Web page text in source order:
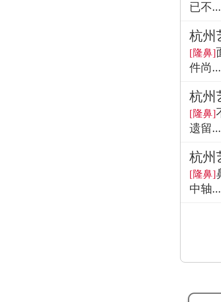
已不...
杭州
[隆鼻]
件尚...
杭州
[隆鼻]
遗留...
杭州
[隆鼻]
中轴...